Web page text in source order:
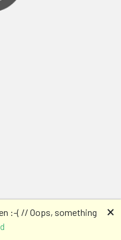
:-( // Oops, something
🗙